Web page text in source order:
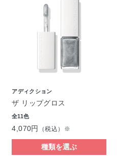
アディクション
ザ リップグロス
全11色
4,070円 （税込）※
種類を選ぶ